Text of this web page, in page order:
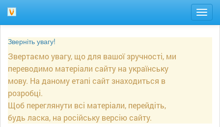
Зверніть увагу!
Звертаємо увагу, що для вашої зручності, ми
переводимо матеріали сайту на українську
мову. На даному етапі сайт знаходиться в
розробці.
Щоб переглянути всі матеріали, перейдіть,
будь ласка, на російську версію сайту.